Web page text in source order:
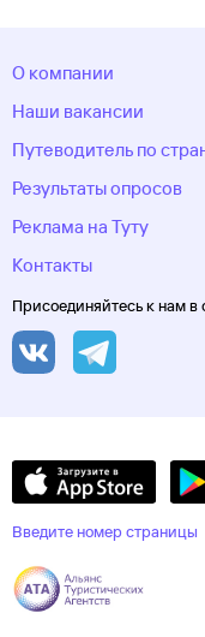
О компании
Наши вакансии
Путеводитель по
Результаты опросов
Реклама на Туту
Контакты
Присоединяйтесь к нам в
Введите номер страницы